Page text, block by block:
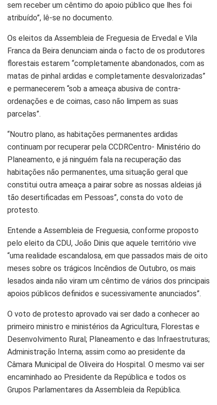
sem receber um cêntimo do apoio público que lhes foi
atribuído”, lê-se no documento.
Os eleitos da Assembleia de Freguesia de Ervedal e Vila
Franca da Beira denunciam ainda o facto de os produtores
florestais estarem “completamente abandonados, com as
matas de pinhal ardidas e completamente desvalorizadas”
e permanecerem “sob a ameaça abusiva de contra-
ordenações e de coimas, caso não limpem as suas
parcelas”.
“Noutro plano, as habitações permanentes ardidas
continuam por recuperar pela CCDRCentro- Ministério do
Planeamento, e já ninguém fala na recuperação das
habitações não permanentes, uma situação geral que
constitui outra ameaça a pairar sobre as nossas aldeias já
tão desertificadas em Pessoas”, consta do voto de
protesto.
Entende a Assembleia de Freguesia, conforme proposto
pelo eleito da CDU, João Dinis que aquele território vive
“uma realidade escandalosa, em que passados mais de oito
meses sobre os trágicos Incêndios de Outubro, os mais
lesados ainda não viram um cêntimo de vários dos principais
apoios públicos definidos e sucessivamente anunciados”.
O voto de protesto aprovado vai ser dado a conhecer ao
primeiro ministro e ministérios da Agricultura, Florestas e
Desenvolvimento Rural; Planeamento e das Infraestruturas;
Administração Interna; assim como ao presidente da
Câmara Municipal de Oliveira do Hospital. O mesmo vai ser
encaminhado ao Presidente da República e todos os
Grupos Parlamentares da Assembleia da República.